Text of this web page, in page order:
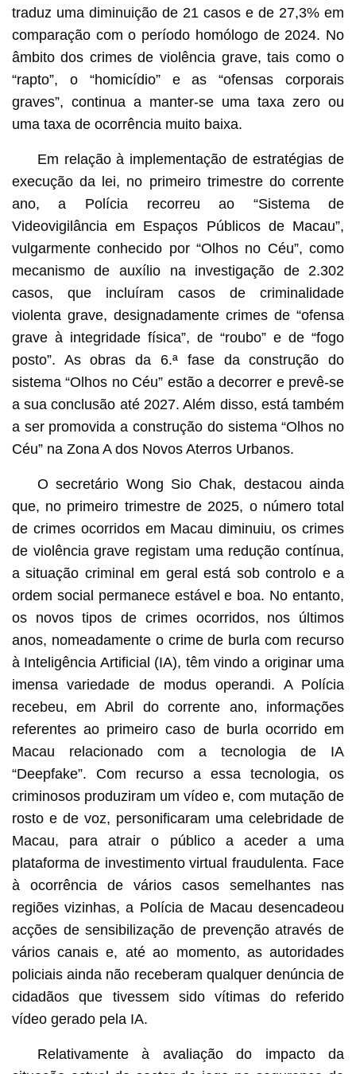
traduz uma diminuição de 21 casos e de 27,3% em
comparação com o período homólogo de 2024. No
âmbito dos crimes de violência grave, tais como o
“rapto”, o “homicídio” e as “ofensas corporais
graves”, continua a manter-se uma taxa zero ou
uma taxa de ocorrência muito baixa.
Em relação à implementação de estratégias de
execução da lei, no primeiro trimestre do corrente
ano, a Polícia recorreu ao “Sistema de
Videovigilância em Espaços Públicos de Macau”,
vulgarmente conhecido por “Olhos no Céu”, como
mecanismo de auxílio na investigação de 2.302
casos, que incluíram casos de criminalidade
violenta grave, designadamente crimes de “ofensa
grave à integridade física”, de “roubo” e de “fogo
posto”. As obras da 6.ª fase da construção do
sistema “Olhos no Céu” estão a decorrer e prevê-se
a sua conclusão até 2027. Além disso, está também
a ser promovida a construção do sistema “Olhos no
Céu” na Zona A dos Novos Aterros Urbanos.
O secretário Wong Sio Chak, destacou ainda
que, no primeiro trimestre de 2025, o número total
de crimes ocorridos em Macau diminuiu, os crimes
de violência grave registam uma redução contínua,
a situação criminal em geral está sob controlo e a
ordem social permanece estável e boa. No entanto,
os novos tipos de crimes ocorridos, nos últimos
anos, nomeadamente o crime de burla com recurso
à Inteligência Artificial (IA), têm vindo a originar uma
imensa variedade de modus operandi. A Polícia
recebeu, em Abril do corrente ano, informações
referentes ao primeiro caso de burla ocorrido em
Macau relacionado com a tecnologia de IA
“Deepfake”. Com recurso a essa tecnologia, os
criminosos produziram um vídeo e, com mutação de
rosto e de voz, personificaram uma celebridade de
Macau, para atrair o público a aceder a uma
plataforma de investimento virtual fraudulenta. Face
à ocorrência de vários casos semelhantes nas
regiões vizinhas, a Polícia de Macau desencadeou
acções de sensibilização de prevenção através de
vários canais e, até ao momento, as autoridades
policiais ainda não receberam qualquer denúncia de
cidadãos que tivessem sido vítimas do referido
vídeo gerado pela IA.
Relativamente à avaliação do impacto da